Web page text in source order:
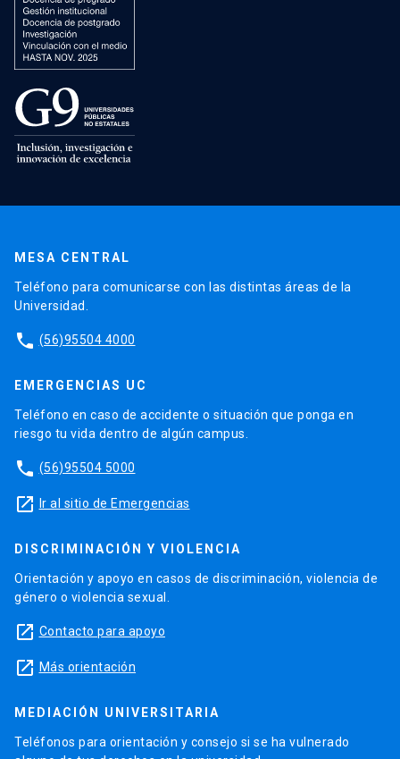
MESA CENTRAL
Teléfono para comunicarse con las distintas áreas de la
Universidad.
phone (56)95504 4000
EMERGENCIAS UC
Teléfono en caso de accidente o situación que ponga en
riesgo tu vida dentro de algún campus.
phone (56)95504 5000
launch Ir al sitio de Emergencias
DISCRIMINACIÓN Y VIOLENCIA
Orientación y apoyo en casos de discriminación, violencia de
género o violencia sexual.
launch Contacto para apoyo
launch Más orientación
MEDIACIÓN UNIVERSITARIA
Teléfonos para orientación y consejo si se ha vulnerado